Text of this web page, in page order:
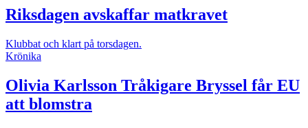
Riksdagen avskaffar matkravet
Klubbat och klart på torsdagen.
Krönika
Olivia Karlsson Tråkigare Bryssel får EU
att blomstra